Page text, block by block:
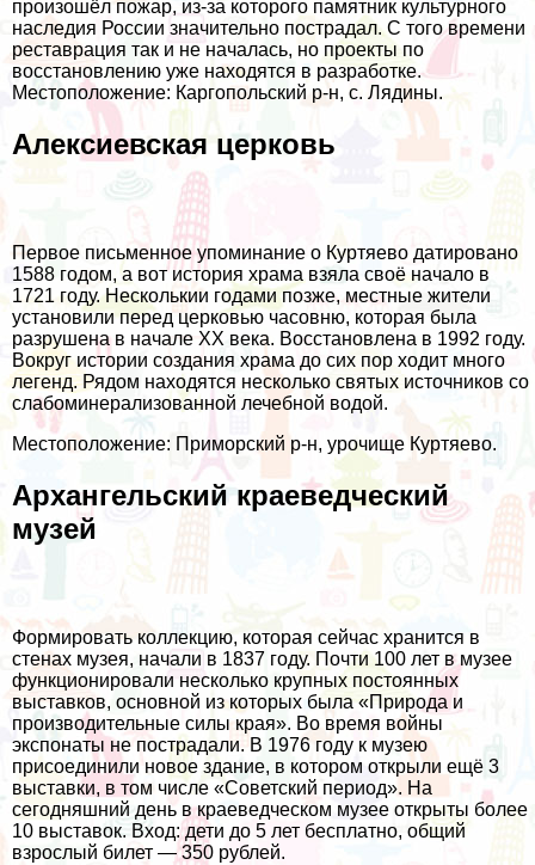
произошёл пожар, из-за которого памятник культурного
наследия России значительно пострадал. С того времени
реставрация так и не началась, но проекты по
восстановлению уже находятся в разработке.
Местоположение: Каргопольский р-н, с. Лядины.
Алексиевская церковь
Первое письменное упоминание о Куртяево датировано
1588 годом, а вот история храма взяла своё начало в
1721 году. Несколькии годами позже, местные жители
установили перед церковью часовню, которая была
разрушена в начале XX века. Восстановлена в 1992 году.
Вокруг истории создания храма до сих пор ходит много
легенд. Рядом находятся несколько святых источников со
слабоминерализованной лечебной водой.
Местоположение: Приморский р-н, урочище Куртяево.
Архангельский краеведческий
музей
Формировать коллекцию, которая сейчас хранится в
стенах музея, начали в 1837 году. Почти 100 лет в музее
функционировали несколько крупных постоянных
выставков, основной из которых была «Природа и
производительные силы края». Во время войны
экспонаты не пострадали. В 1976 году к музею
присоединили новое здание, в котором открыли ещё 3
выставки, в том числе «Советский период». На
сегодняшний день в краеведческом музее открыты более
10 выставок. Вход: дети до 5 лет бесплатно, общий
взрослый билет — 350 рублей.